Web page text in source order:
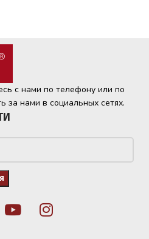
с нами по телефону или по
за нами в социальных сетях.